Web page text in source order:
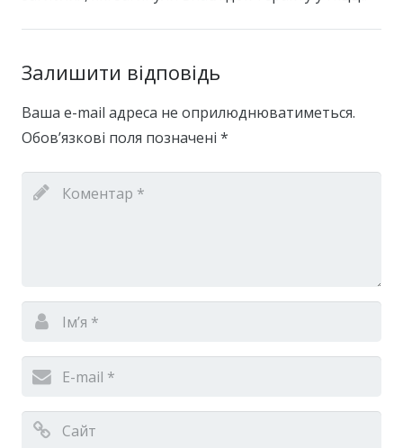
Залишити відповідь
Ваша e-mail адреса не оприлюднюватиметься.
Обов’язкові поля позначені *